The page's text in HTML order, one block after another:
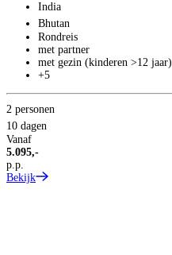
India
Bhutan
Rondreis
met partner
met gezin (kinderen >12 jaar)
+5
2 personen
10 dagen
Vanaf
5.095,-
p.p.
Bekijk